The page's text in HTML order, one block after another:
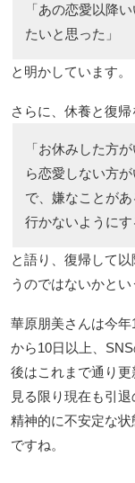
「あの恋愛以降
たいと思った」
と明かしています。
さらに、休養と復帰
「お休みした方
ら恋愛しない方
で、嫌なことが
行かないように
と語り、復帰して
うのではないかとい
華原朋美さんは今
から10日以上、
後はこれまで通り
見る限り現在も引
精神的に不安定な
ですね。